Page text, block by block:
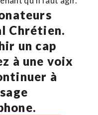
Chrétien.
un cap
à une voix
à